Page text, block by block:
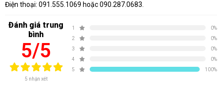
Điện thoại: 091.555.1069 hoặc 090.287.0683.
Đánh giá trung
bình
5/5
5 nhận xét
1
0%
2
0%
3
0%
4
0%
5
100%